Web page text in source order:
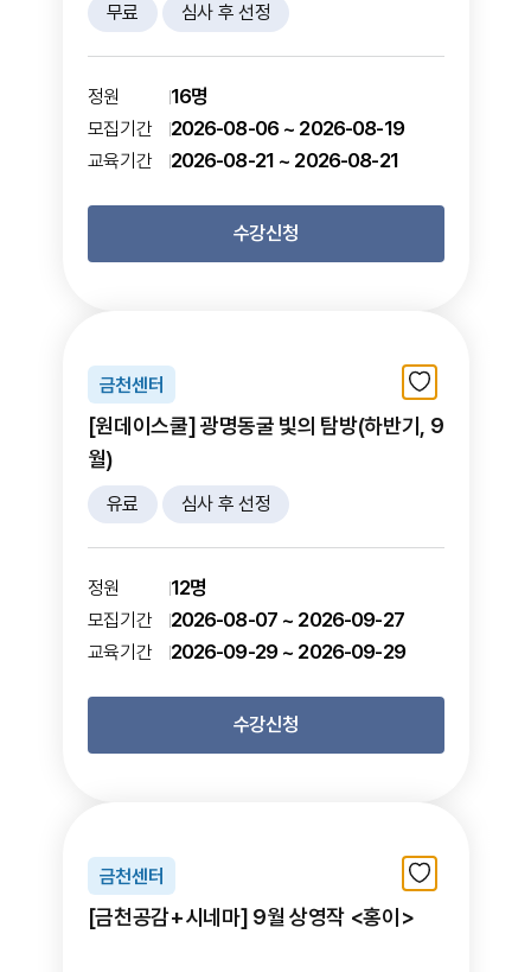
무료 심사 후 선정
정원 16명
모집기간 2026-08-06 ~ 2026-08-19
교육기간 2026-08-21 ~ 2026-08-21
수강신청
금천센터
[원데이스쿨] 광명동굴 빛의 탐방(하반기, 9
월)
유료 심사 후 선정
정원 12명
모집기간 2026-08-07 ~ 2026-09-27
교육기간 2026-09-29 ~ 2026-09-29
수강신청
금천센터
[금천공감+시네마] 9월 상영작 <홍이>